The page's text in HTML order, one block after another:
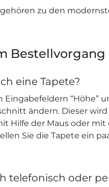
zu den
Bestellvorgang
eine Tapete?
Eingabefeldern “Höhe”
ändern. Dieser
Hilfe der Maus oder
Sie die Tapete ein
telefonisch oder